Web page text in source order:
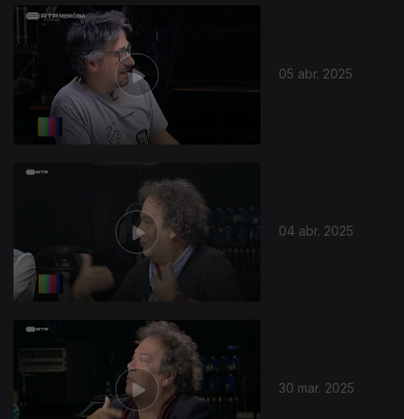
05 abr. 2025
04 abr. 2025
30 mar. 2025